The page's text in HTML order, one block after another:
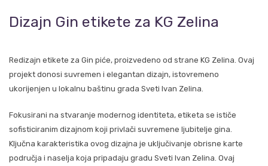
Dizajn Gin etikete za KG Zelina
Redizajn etikete za Gin piće, proizvedeno od strane KG Zelina. Ovaj
projekt donosi suvremen i elegantan dizajn, istovremeno
ukorijenjen u lokalnu baštinu grada Sveti Ivan Zelina.
Fokusirani na stvaranje modernog identiteta, etiketa se ističe
sofisticiranim dizajnom koji privlači suvremene ljubitelje gina.
Ključna karakteristika ovog dizajna je uključivanje obrisne karte
područja i naselja koja pripadaju gradu Sveti Ivan Zelina. Ovaj